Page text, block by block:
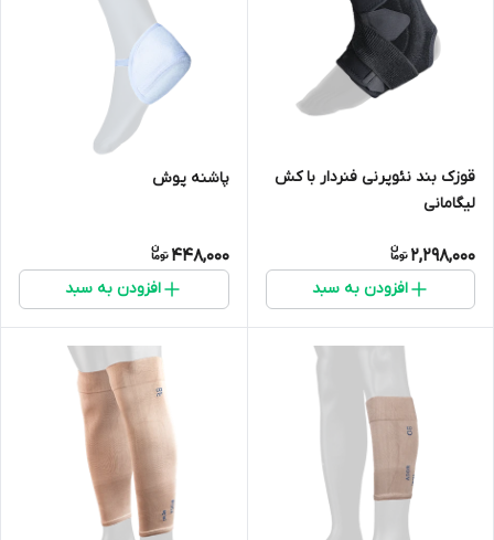
قوزک بند نئوپرنی فنردار با کش
لیگامانی
2,298,000
افزودن به سبد
پاشنه پوش
448,000
افزودن به سبد